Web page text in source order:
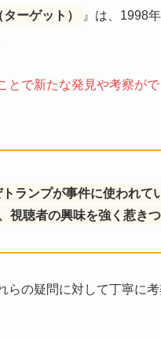
ーゲット）
』は、1998
とで新たな発見や考察が
ランプが事件に使われて
視聴者の興味を強く惹きつ
の疑問に対して丁寧に